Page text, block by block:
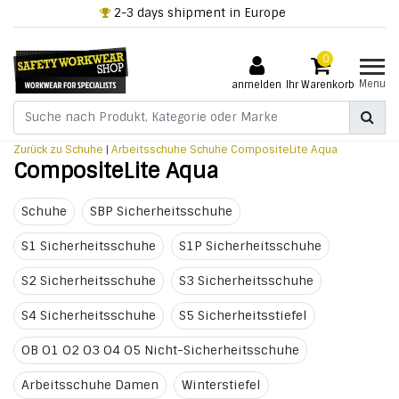
2-3 days shipment in Europe
anmelden
0
Ihr Warenkorb Menu
Zurück zu Schuhe | Arbeitsschuhe Schuhe CompositeLite Aqua
CompositeLite Aqua
Schuhe SBP Sicherheitsschuhe
S1 Sicherheitsschuhe S1P Sicherheitsschuhe
S2 Sicherheitsschuhe S3 Sicherheitsschuhe
S4 Sicherheitsschuhe S5 Sicherheitsstiefel
OB O1 O2 O3 O4 O5 Nicht-Sicherheitsschuhe
Arbeitsschuhe Damen Winterstiefel